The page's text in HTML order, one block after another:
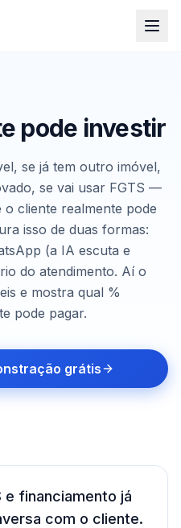
pode investir
se já tem outro imóvel,
se vai usar FGTS —
o cliente realmente pode
isso de duas formas:
(a IA escuta e
do atendimento. Aí o
e mostra qual %
pode pagar.
grátis
e financiamento já
com o cliente.